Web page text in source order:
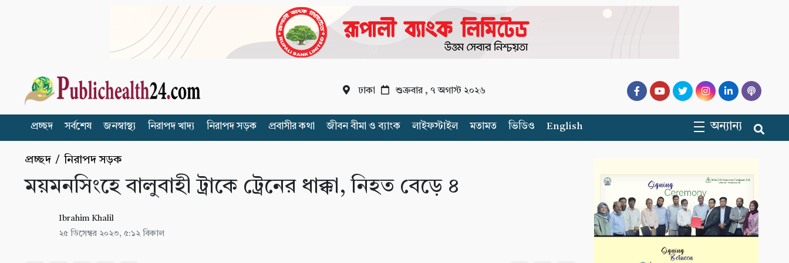
ঢাকা শুক্রবার , ৭ অগাস্ট ২০২৬
প্রচ্ছদ সর্বশেষ জনস্বাস্থ্য নিরাপদ খাদ্য নিরাপদ সড়ক প্রবাসীর কথা জীবন বীমা ও ব্যাংক লাইফস্টাইল মতামত ভিডিও English অন্যান্য
প্রচ্ছদ /নিরাপদ সড়ক
ময়মনসিংহে বালুবাহী ট্রাকে ট্রেনের ধাক্কা, নিহত বেড়ে ৪
Ibrahim Khalil
২৫ ডিসেম্বর ২০২৩, ৫:১২ বিকাল